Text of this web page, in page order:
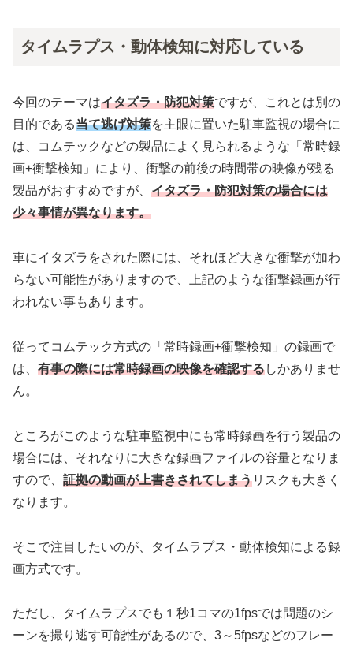
タイムラプス・動体検知に対応している
今回のテーマはイタズラ・防犯対策ですが、これとは別の
目的である当て逃げ対策を主眼に置いた駐車監視の場合に
は、コムテックなどの製品によく見られるような「常時録
画+衝撃検知」により、衝撃の前後の時間帯の映像が残る
製品がおすすめですが、 イタズラ・防犯対策の場合には
少々事情が異なります。
車にイタズラをされた際には、それほど大きな衝撃が加わ
らない可能性がありますので、上記のような衝撃録画が行
われない事もあります。
従ってコムテック方式の「常時録画+衝撃検知」の録画で
は、 有事の際には常時録画の映像を確認するしかありませ
ん。
ところがこのような駐車監視中にも常時録画を行う製品の
場合には、それなりに大きな録画ファイルの容量となりま
すので、 証拠の動画が上書きされてしまうリスクも大きく
なります。
そこで注目したいのが、タイムラプス・動体検知による録
画方式です。
ただし、タイムラプスでも１秒1コマの1fpsでは問題のシ
ーンを撮り逃す可能性があるので、3～5fpsなどのフレー